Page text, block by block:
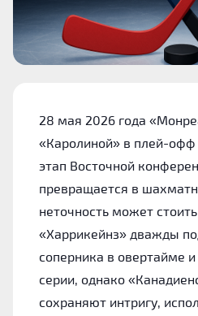
28 мая 2026 года
«Каролиной» в плей-
этап Восточной
превращается в
неточность может
«Харрикейнз» дважды
соперника в овертайме
серии, однако
сохраняют интригу,